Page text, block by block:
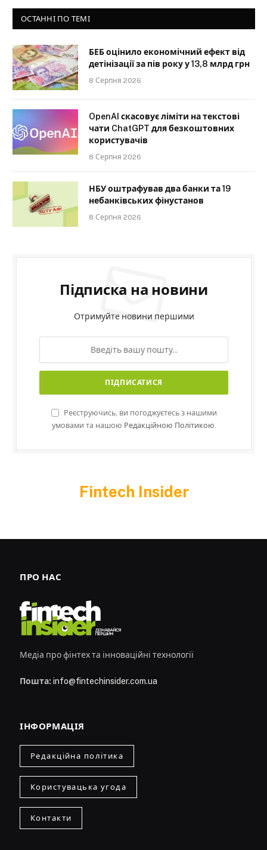
ОСТАННІ ПО ТЕМІ
БЕБ оцінило економічний ефект від
детінізації за пів року у 13,8 млрд грн
8 Серпня 2026
OpenAI скасовує ліміти на текстові
чати ChatGPT для безкоштовних
користувачів
8 Серпня 2026
НБУ оштрафував два банки та 19
небанківських фінустанов
8 Серпня 2026
Підписка на новини
Отримуйте новини першими
Реєструючись, ви погоджуєтесь з нашими
умовами та нашою Редакційною Політикою.
Fintech Insider
ПРО НАС
Медіа про фінтех та інноваційні технології
Пошта: info@fintechinsider.com.ua
ІНФОРМАЦІЯ
Редакційна політика
Користувацька угода
Контакти